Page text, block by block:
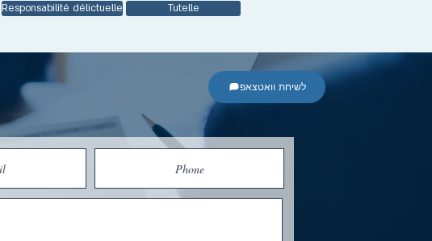
לשיחת וואטצאפ
Responsabilité délictuelle Tutelle